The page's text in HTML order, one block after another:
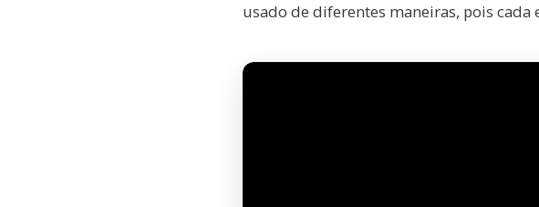
usado de diferentes maneiras, pois